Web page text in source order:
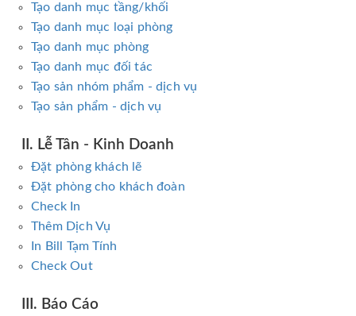
Tạo danh mục tầng/khối
Tạo danh mục loại phòng
Tạo danh mục phòng
Tạo danh mục đối tác
Tạo sản nhóm phẩm - dịch vụ
Tạo sản phẩm - dịch vụ
II. Lễ Tân - Kinh Doanh
Đặt phòng khách lẽ
Đặt phòng cho khách đoàn
Check In
Thêm Dịch Vụ
In Bill Tạm Tính
Check Out
III. Báo Cáo